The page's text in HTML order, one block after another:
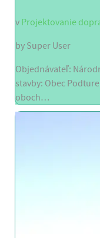
v Projektovanie
by Super User
Objednávateľ:
stavby: Obec
oboch…